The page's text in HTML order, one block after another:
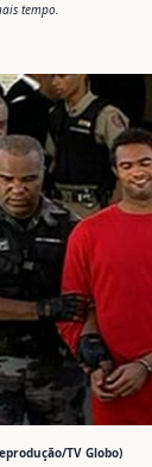
tempo.
TV Globo)